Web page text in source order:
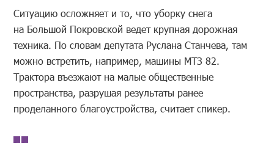
Ситуацию осложняет и то, что уборку снега
на Большой Покровской ведет крупная дорожная
техника. По словам депутата Руслана Станчева, там
можно встретить, например, машины МТЗ 82.
Трактора въезжают на малые общественные
пространства, разрушая результаты ранее
проделанного благоустройства, считает спикер.